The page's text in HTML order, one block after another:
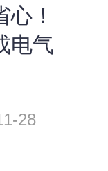
！
电气
28